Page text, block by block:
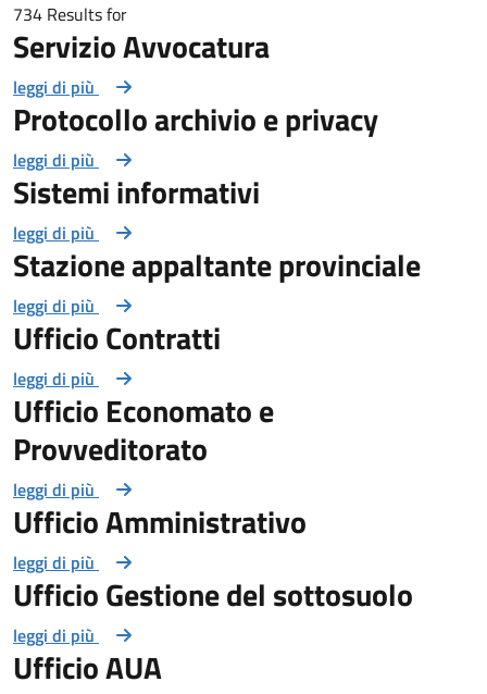
734 Results for
Servizio Avvocatura
leggi di più
Protocollo archivio e privacy
leggi di più
Sistemi informativi
leggi di più
Stazione appaltante provinciale
leggi di più
Ufficio Contratti
leggi di più
Ufficio Economato e
Provveditorato
leggi di più
Ufficio Amministrativo
leggi di più
Ufficio Gestione del sottosuolo
leggi di più
Ufficio AUA